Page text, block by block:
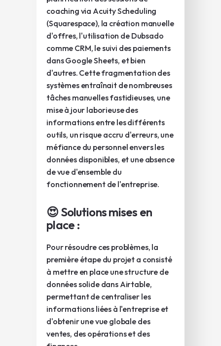
coaching via Acuity Scheduling
(Squarespace), la création manuelle
d'offres, l'utilisation de Dubsado
comme CRM, le suivi des paiements
dans Google Sheets, et bien
d'autres. Cette fragmentation des
systèmes entraînait de nombreuses
tâches manuelles fastidieuses, une
mise à jour laborieuse des
informations entre les différents
outils, un risque accru d'erreurs, une
méfiance du personnel envers les
données disponibles, et une absence
de vue d'ensemble du
fonctionnement de l'entreprise.
😍 Solutions mises en
place :
Pour résoudre ces problèmes, la
première étape du projet a consisté
à mettre en place une structure de
données solide dans Airtable,
permettant de centraliser les
informations liées à l'entreprise et
d'obtenir une vue globale des
ventes, des opérations et des